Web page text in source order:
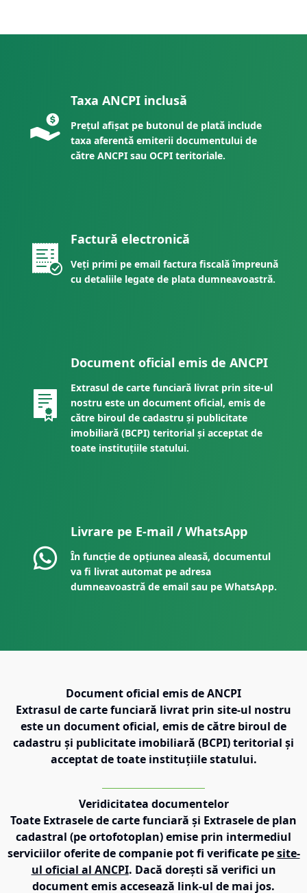
Taxa ANCPI inclusă
Prețul afișat pe butonul de plată include
taxa aferentă emiterii documentului de
către ANCPI sau OCPI teritoriale.
Factură electronică
Veți primi pe email factura fiscală împreună
cu detaliile legate de plata dumneavoastră.
Document oficial emis de ANCPI
Extrasul de carte funciară livrat prin site-ul
nostru este un document oficial, emis de
către biroul de cadastru și publicitate
imobiliară (BCPI) teritorial și acceptat de
toate instituțiile statului.
Livrare pe E-mail / WhatsApp
În funcție de opțiunea aleasă, documentul
va fi livrat automat pe adresa
dumneavoastră de email sau pe WhatsApp.
Document oficial emis de ANCPI
Extrasul de carte funciară livrat prin site-ul nostru
este un document oficial, emis de către biroul de
cadastru și publicitate imobiliară (BCPI) teritorial și
acceptat de toate instituțiile statului.
Veridicitatea documentelor
Toate Extrasele de carte funciară și Extrasele de plan
cadastral (pe ortofotoplan) emise prin intermediul
serviciilor oferite de companie pot fi verificate pe site-
ul oficial al ANCPI. Dacă dorești să verifici un
document emis accesează link-ul de mai jos.